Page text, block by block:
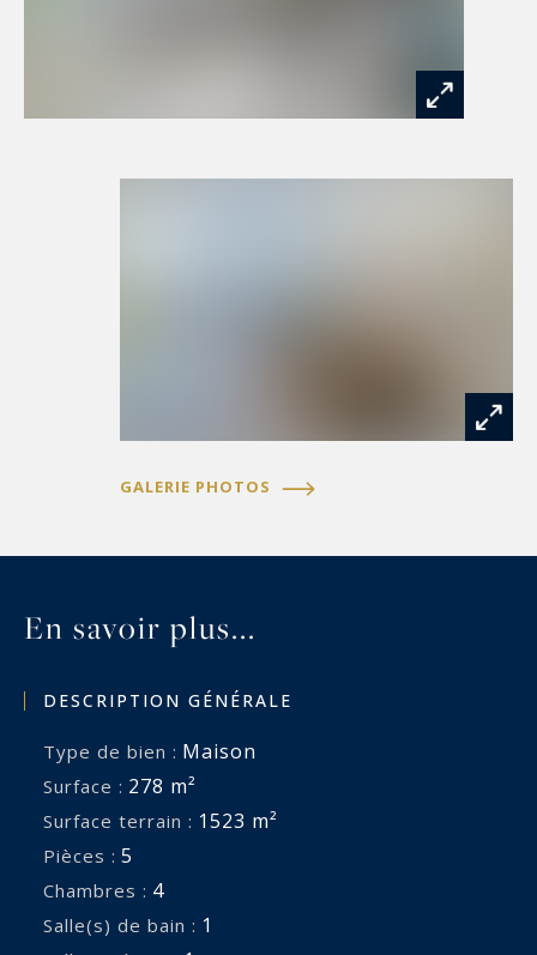
GALERIE PHOTOS
En savoir plus...
DESCRIPTION GÉNÉRALE
Type de bien : Maison
Surface : 278 m²
Surface terrain : 1523 m²
Pièces : 5
Chambres : 4
Salle(s) de bain : 1